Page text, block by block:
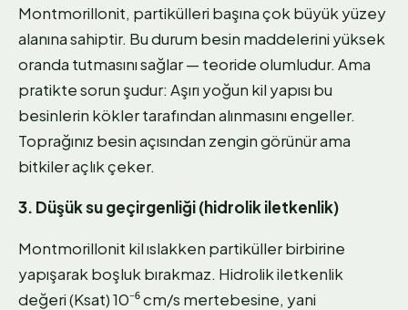
Montmorillonit, partikülleri başına çok büyük yüzey
alanına sahiptir. Bu durum besin maddelerini yüksek
oranda tutmasını sağlar — teoride olumludur. Ama
pratikte sorun şudur: Aşırı yoğun kil yapısı bu
besinlerin kökler tarafından alınmasını engeller.
Toprağınız besin açısından zengin görünür ama
bitkiler açlık çeker.
3. Düşük su geçirgenliği (hidrolik iletkenlik)
Montmorillonit kil ıslakken partiküller birbirine
yapışarak boşluk bırakmaz. Hidrolik iletkenlik
değeri (Ksat) 10⁻⁶ cm/s mertebesine, yani